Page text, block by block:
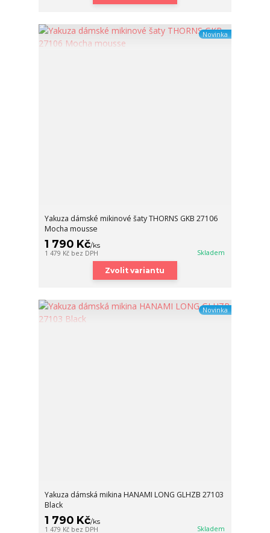
Novinka
Yakuza dámské mikinové šaty THORNS GKB 27106
Mocha mousse
1 790 Kč/ks
1 479 Kč bez DPH Skladem
Zvolit variantu
Novinka
Yakuza dámská mikina HANAMI LONG GLHZB 27103
Black
1 790 Kč/ks
1 479 Kč bez DPH Skladem